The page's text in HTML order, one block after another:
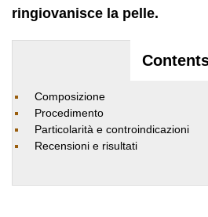
ringiovanisce la pelle.
Composizione
Procedimento
Particolarità e controindicazioni
Recensioni e risultati